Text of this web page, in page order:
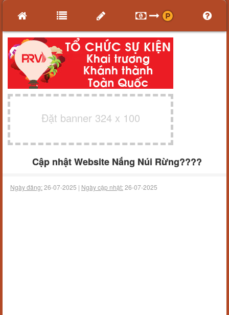
Đặt banner 324 x 100
Cập nhật Website Nắng Núi Rừng????
Ngày đăng:26-07-2025 | Ngày cập nhật:26-07-2025